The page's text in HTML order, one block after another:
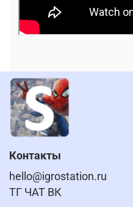
Контакты
hello@igrostation.ru
ТГ ЧАТ ВК